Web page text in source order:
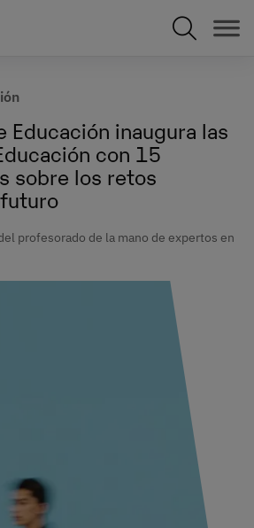
Educación inaugura las
con 15
sobre los retos
profesorado de la mano de expertos en